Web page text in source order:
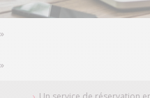
»
»